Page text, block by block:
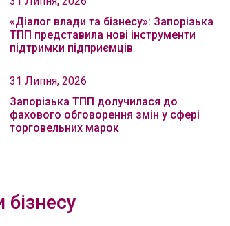
«Діалог влади та бізнесу»: Запорізька
ТПП представила нові інструменти
підтримки підприємців
31 Липня, 2026
Запорізька ТПП долучилася до
фахового обговорення змін у сфері
торговельних марок